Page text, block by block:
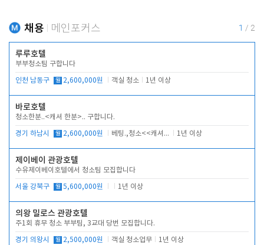
채용 메인포커스 1 / 2
루루호텔
부부청소팀 구합니다
인천 남동구 월 2,600,000원 객실 청소 1년 이상
바로호텔
청소한분..<캐셔 한분>.. 구합니다.
경기 하남시 월 2,600,000원 베팅.,청소<<캐셔 모셔봅니다. 1년 이상
제이베이 관광호텔
수유제이베이호텔에서 청소팀 모집합니다
서울 강북구 월 5,600,000원 1년 이상
의왕 밀로스 관광호텔
주1회 휴무 청소 부부팀, 3교대 당번 모집합니다.
경기 의왕시 월 2,500,000원 객실 청소업무 1년 이상